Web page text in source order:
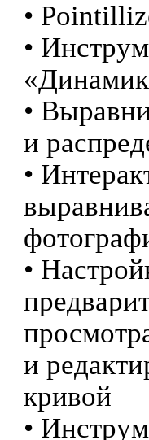
•
•
•
и
•
•
и
кривой
•